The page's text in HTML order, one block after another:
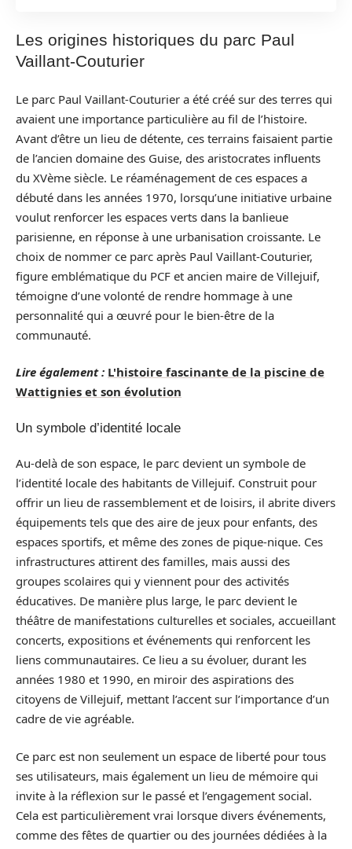
Les origines historiques du parc Paul
Vaillant-Couturier
Le parc Paul Vaillant-Couturier a été créé sur des terres qui
avaient une importance particulière au fil de l’histoire.
Avant d’être un lieu de détente, ces terrains faisaient partie
de l’ancien domaine des Guise, des aristocrates influents
du XVème siècle. Le réaménagement de ces espaces a
débuté dans les années 1970, lorsqu’une initiative urbaine
voulut renforcer les espaces verts dans la banlieue
parisienne, en réponse à une urbanisation croissante. Le
choix de nommer ce parc après Paul Vaillant-Couturier,
figure emblématique du PCF et ancien maire de Villejuif,
témoigne d’une volonté de rendre hommage à une
personnalité qui a œuvré pour le bien-être de la
communauté.
Lire également : L'histoire fascinante de la piscine de
Wattignies et son évolution
Un symbole d’identité locale
Au-delà de son espace, le parc devient un symbole de
l’identité locale des habitants de Villejuif. Construit pour
offrir un lieu de rassemblement et de loisirs, il abrite divers
équipements tels que des aire de jeux pour enfants, des
espaces sportifs, et même des zones de pique-nique. Ces
infrastructures attirent des familles, mais aussi des
groupes scolaires qui y viennent pour des activités
éducatives. De manière plus large, le parc devient le
théâtre de manifestations culturelles et sociales, accueillant
concerts, expositions et événements qui renforcent les
liens communautaires. Ce lieu a su évoluer, durant les
années 1980 et 1990, en miroir des aspirations des
citoyens de Villejuif, mettant l’accent sur l’importance d’un
cadre de vie agréable.
Ce parc est non seulement un espace de liberté pour tous
ses utilisateurs, mais également un lieu de mémoire qui
invite à la réflexion sur le passé et l’engagement social.
Cela est particulièrement vrai lorsque divers événements,
comme des fêtes de quartier ou des journées dédiées à la